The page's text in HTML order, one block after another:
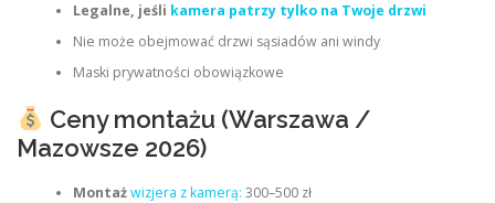
Legalne, jeśli kamera patrzy tylko na Twoje drzwi
Nie może obejmować drzwi sąsiadów ani windy
Maski prywatności obowiązkowe
Ceny montażu (Warszawa /
Mazowsze 2026)
Montażwizjera z kamerą: 300–500 zł